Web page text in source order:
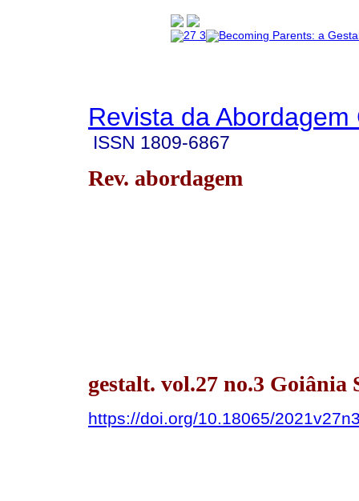
Revista da Abordagem
ISSN 1809-6867
Rev. abordagem
gestalt. vol.27 no.3 Goiânia
https://doi.org/10.18065/